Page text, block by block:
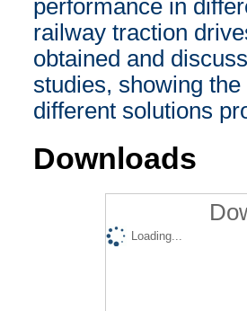
performance in
railway traction
obtained and
studies, showing
different solutions
Downloads
Loading...